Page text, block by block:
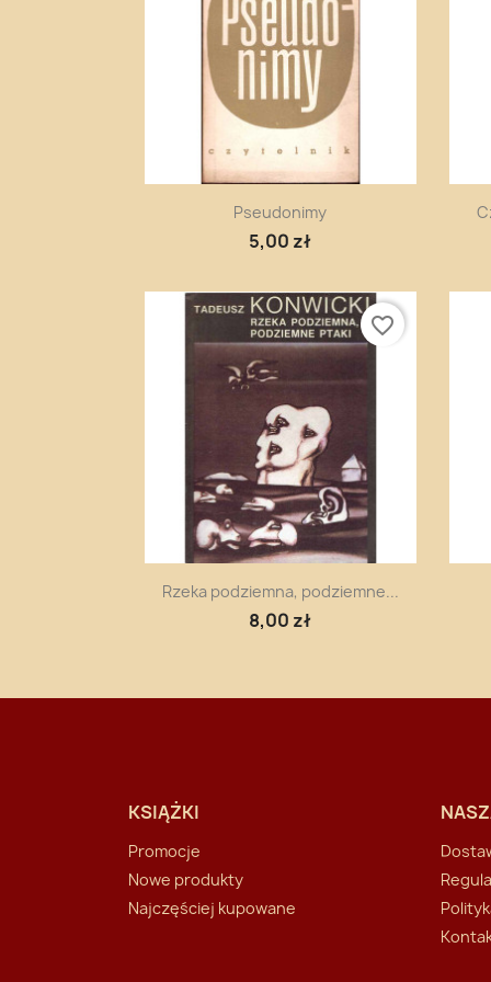
Szybki podgląd
Pseudonimy
5,00 zł
Szybki podgląd
Rzeka podziemna, podziemne...
8,00 zł
favorite_border
KSIĄŻKI
Promocje
Nowe produkty
Najczęściej kupowane